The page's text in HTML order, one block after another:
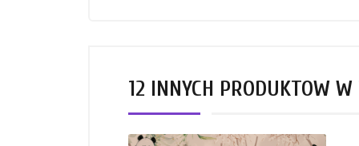
12 INNYCH PRODUKTÓW